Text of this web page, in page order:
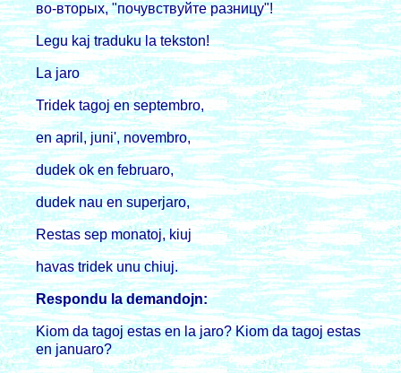
во-втоpых, "почувствуйте pазницу"!
Legu kaj traduku la tekston!
La jaro
Tridek tagoj en septembro,
en april, juni', novembro,
dudek ok en februaro,
dudek nau en superjaro,
Restas sep monatoj, kiuj
havas tridek unu chiuj.
Respondu la demandojn:
Kiom da tagoj estas en la jaro? Kiom da tagoj estas
en januaro?